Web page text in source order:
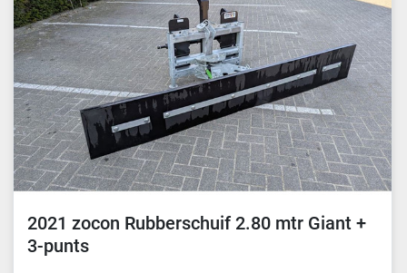
Sorteren op
2021 zocon Rubberschuif 2.80 mtr Giant +
3-punts